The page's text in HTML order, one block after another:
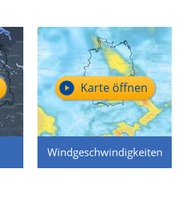
Windgeschwindigkeiten
Karte öffnen